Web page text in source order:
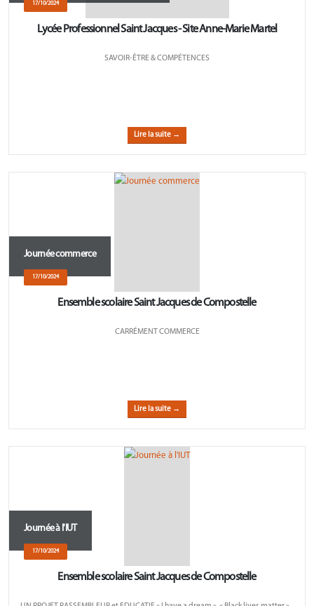
17/10/2024
Lycée Professionnel Saint Jacques - Site Anne-Marie Martel
SAVOIR-ÊTRE & COMPÉTENCES
Lire la suite →
Journée commerce
17/10/2024
Ensemble scolaire Saint Jacques de Compostelle
CARRÉMENT COMMERCE
Lire la suite →
Journée à l'IUT
17/10/2024
Ensemble scolaire Saint Jacques de Compostelle